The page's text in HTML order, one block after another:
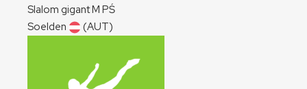
Slalom gigantM PŚ
Soelden
(AUT)